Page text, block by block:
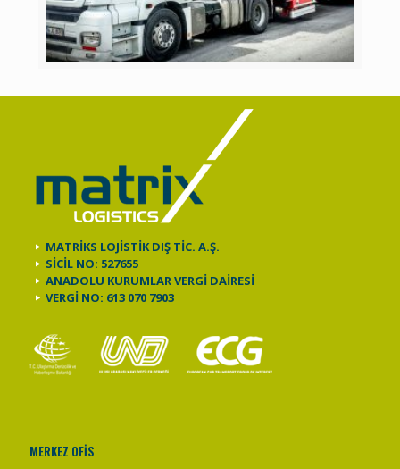
MATRİKS LOJİSTİK DIŞ TİC. A.Ş.
SİCİL NO: 527655
ANADOLU KURUMLAR VERGİ DAİRESİ
VERGİ NO: 613 070 7903
MERKEZ OFİS